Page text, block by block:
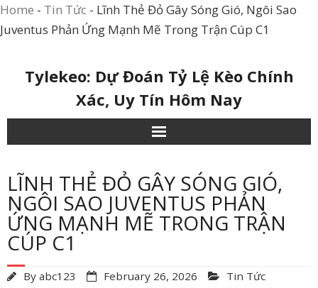
Home - Tin Tức - Lĩnh Thẻ Đỏ Gây Sóng Gió, Ngôi Sao
Juventus Phản Ứng Mạnh Mẽ Trong Trận Cúp C1
Tylekeo: Dự Đoán Tỷ Lệ Kèo Chính
Xác, Uy Tín Hôm Nay
LĨNH THẺ ĐỎ GÂY SÓNG GIÓ,
NGÔI SAO JUVENTUS PHẢN
ỨNG MẠNH MẼ TRONG TRẬN
CÚP C1
By abc123 February 26, 2026 Tin Tức